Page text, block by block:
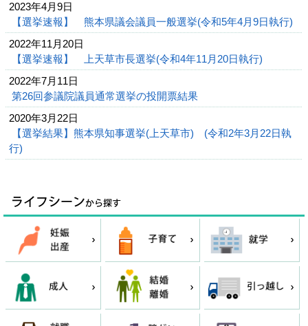
2023年4月9日
【選挙速報】 熊本県議会議員一般選挙(令和5年4月9日執行)
2022年11月20日
【選挙速報】 上天草市長選挙(令和4年11月20日執行)
2022年7月11日
第26回参議院議員通常選挙の投開票結果
2020年3月22日
【選挙結果】熊本県知事選挙(上天草市) (令和2年3月22日執
行)